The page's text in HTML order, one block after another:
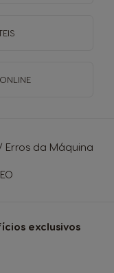
Erros da Máquina
exclusivos